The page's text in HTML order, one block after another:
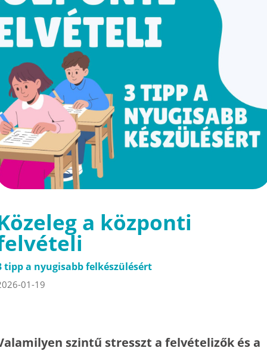
a központi
tipp a nyugisabb felkészülésért
01-19
szintű stresszt a felvételizők és a